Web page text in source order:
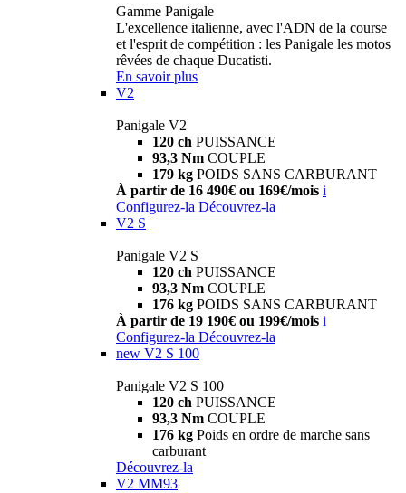
Gamme Panigale
L'excellence italienne, avec l'ADN de la course
et l'esprit de compétition : les Panigale les motos
rêvées de chaque Ducatisti.
En savoir plus
V2
Panigale V2
120 ch PUISSANCE
93,3 Nm COUPLE
179 kg POIDS SANS CARBURANT
À partir de 16 490€ ou 169€/mois i
Configurez-la Découvrez-la
V2 S
Panigale V2 S
120 ch PUISSANCE
93,3 Nm COUPLE
176 kg POIDS SANS CARBURANT
À partir de 19 190€ ou 199€/mois i
Configurez-la Découvrez-la
new V2 S 100
Panigale V2 S 100
120 ch PUISSANCE
93,3 Nm COUPLE
176 kg Poids en ordre de marche sans
carburant
Découvrez-la
V2 MM93